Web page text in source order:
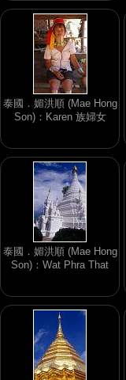
泰國．媚洪順 (Mae Hong
Son)：Karen 族婦女
泰國．媚洪順 (Mae Hong
Son)：Wat Phra That